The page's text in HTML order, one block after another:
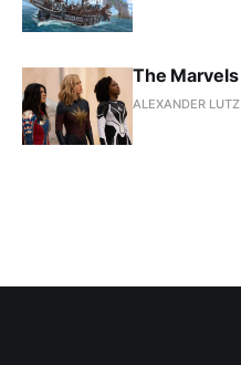
The Marvels
ALEXANDER LUTZ